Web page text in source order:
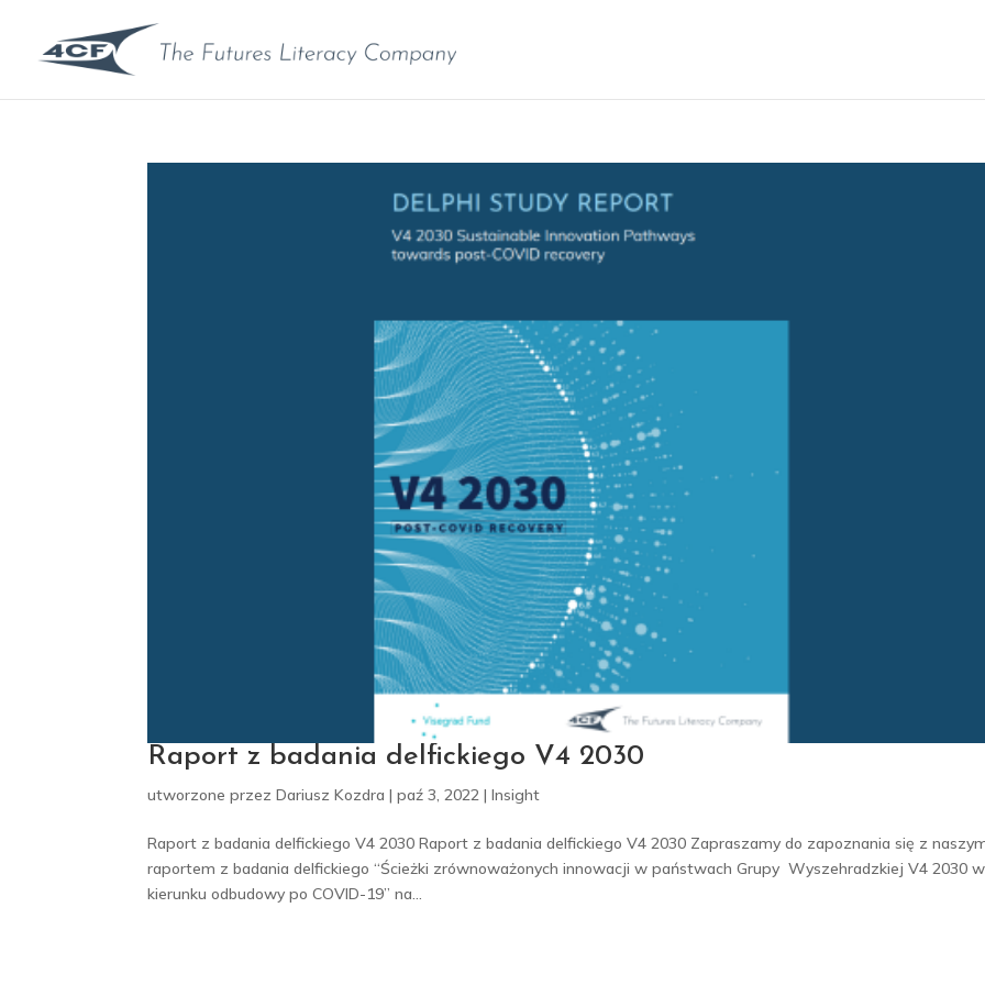
Raport z badania delfickiego V4 2030
utworzone przezDariusz Kozdra |paź 3, 2022 |Insight
Raport z badania delfickiego V4 2030 Raport z badania delfickiego V4 2030 Zapraszamy do zapoznania się z
raportem z badania delfickiego “Ścieżki zrównoważonych innowacji w państwach Grupy Wyszehradzkiej V4 2030 w
kierunku odbudowy po COVID-19” na...